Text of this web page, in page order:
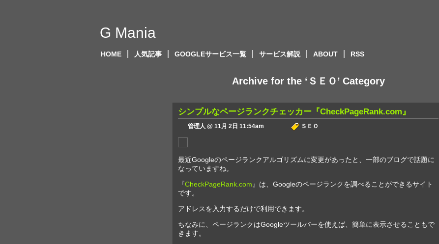
G Mania
HOME 人気記事 GOOGLEサービス一覧 サービス解説 ABOUT RSS
Archive for the ‘ＳＥＯ’ Category
シンプルなページランクチェッカー『CheckPageRank.com』
管理人 @ 11月 2日 11:54am ＳＥＯ
最近Googleのページランクアルゴリズムに変更があったと、一部のブログで話題に
なっていますね。
『CheckPageRank.com 』は、Googleのページランクを調べることができるサイト
です。
アドレスを入力するだけで利用できます。
ちなみに、ページランクはGoogleツールバーを使えば、簡単に表示させることもで
きます。